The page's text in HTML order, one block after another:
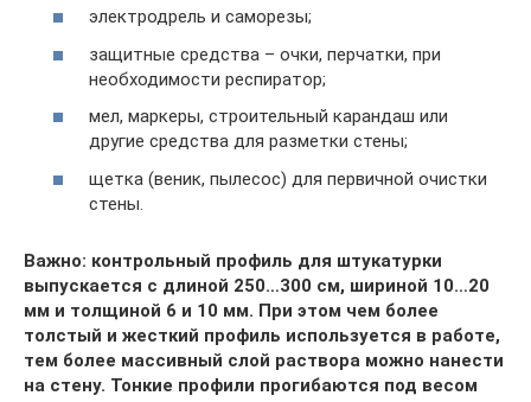
электродрель и саморезы;
защитные средства – очки, перчатки, при
необходимости респиратор;
мел, маркеры, строительный карандаш или
другие средства для разметки стены;
щетка (веник, пылесос) для первичной очистки
стены.
Важно: контрольный профиль для штукатурки
выпускается с длиной 250…300 см, шириной 10…20
мм и толщиной 6 и 10 мм. При этом чем более
толстый и жесткий профиль используется в работе,
тем более массивный слой раствора можно нанести
на стену. Тонкие профили прогибаются под весом